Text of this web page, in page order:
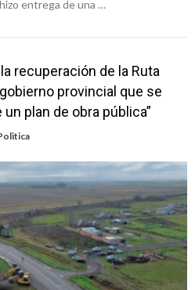
entrega de una …
recuperación de la Ruta
provincial que se
plan de obra pública”